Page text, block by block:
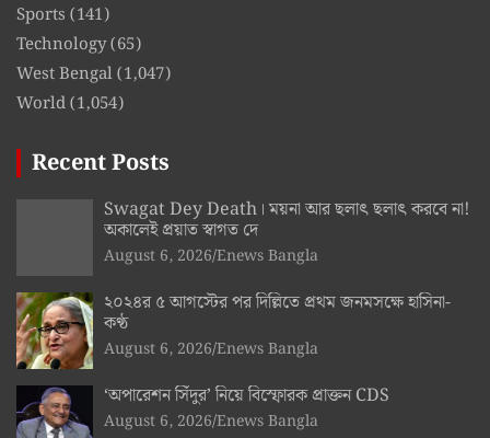
Sports (141)
Technology(65)
West Bengal(1,047)
World(1,054)
Recent Posts
Swagat Dey Death। ময়না আর ছলাৎ ছলাৎ করবে না!
অকালেই প্রয়াত স্বাগত দে
August 6, 2026 Enews Bangla
২০২৪র ৫ আগস্টের পর দিল্লিতে প্রথম জনমসক্ষে হাসিনা-
কণ্ঠ
August 6, 2026 Enews Bangla
‘অপারেশন সিঁদুর’ নিয়ে বিস্ফোরক প্রাক্তন CDS
August 6, 2026 Enews Bangla